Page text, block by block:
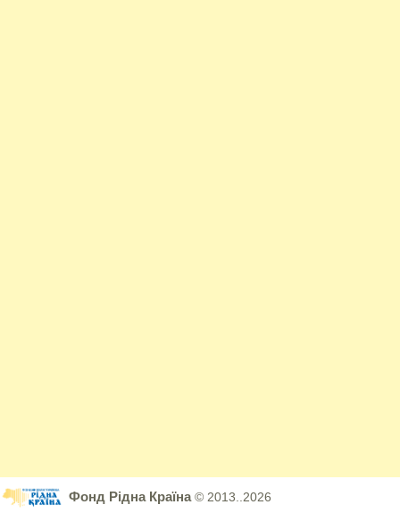
Фонд Рідна Країна© 2013..2026